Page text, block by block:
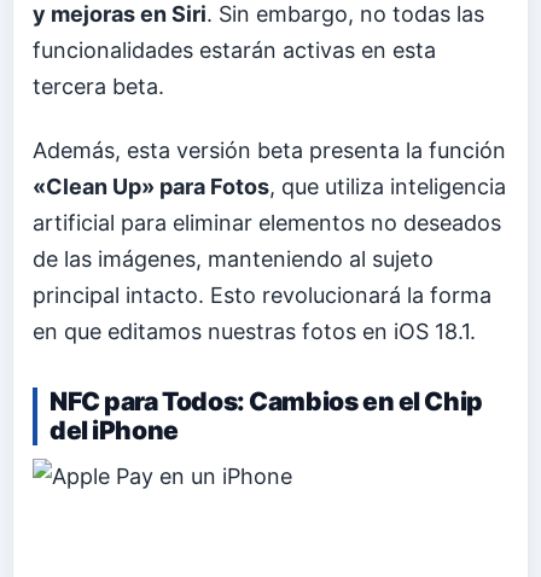
y mejoras en Siri. Sin embargo, no todas las
funcionalidades estarán activas en esta
tercera beta.
Además, esta versión beta presenta la función
«Clean Up» para Fotos, que utiliza inteligencia
artificial para eliminar elementos no deseados
de las imágenes, manteniendo al sujeto
principal intacto. Esto revolucionará la forma
en que editamos nuestras fotos en iOS 18.1.
NFC para Todos: Cambios en el Chip
del iPhone